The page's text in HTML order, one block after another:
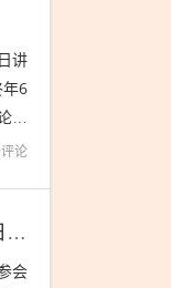
讲
6
区
论
日本民间集会公开细菌战证词：侵华日军细菌战罪行长期未被追究，日本社会应正视并反省战争责任
会